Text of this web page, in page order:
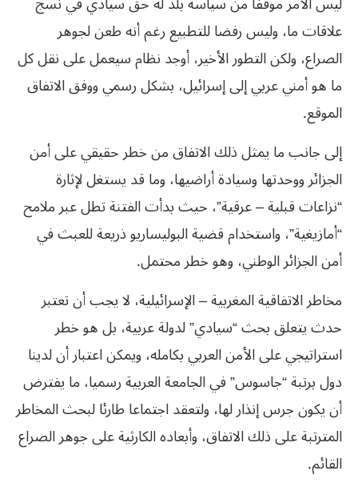
علاقات ما، وليس رفضا للتطبيع رغم أنه طعن لجوهر
الصراع، ولكن التطور الأخير، أوجد نظام سيعمل على نقل كل
ما هو أمني عربي إلى إسرائيل، بشكل رسمي ووفق الاتفاق
الموقع.
إلى جانب ما يمثل ذلك الاتفاق من خطر حقيقي على أمن
الجزائر ووحدتها وسيادة أراضيها، وما قد يستغل لإثارة
“نزاعات قبلية – عرقية”، حيث بدأت الفتنة تطل عبر ملامح
“أمازيغية”، واستخدام قضية البوليساريو ذريعة للعبث في
أمن الجزائر الوطني، وهو خطر محتمل.
مخاطر الاتفاقية المغربية – الإسرائيلية، لا يجب أن تعتبر
حدث يتعلق بحث “سيادي” لدولة عربية، بل هو خطر
استراتيجي على الأمن العربي بكامله، ويمكن اعتبار أن لدينا
دول برتبة “جاسوس” في الجامعة العربية رسميا، ما يفترض
أن يكون جرس إنذار لها، ولتعقد اجتماعا طارئا لبحث المخاطر
المترتبة على ذلك الاتفاق، وأبعاده الكارثية على جوهر الصراع
القائم.